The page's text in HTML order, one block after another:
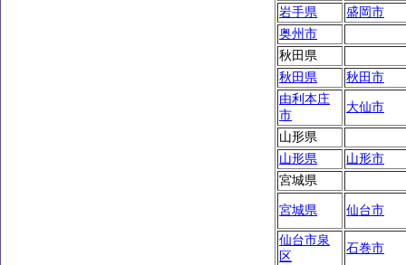
岩手県
盛岡市
奥州市
秋田県
秋田県
秋田市
由利本庄
市
大仙市
山形県
山形県
山形市
宮城県
宮城県 仙台市
仙台市泉
区
石巻市